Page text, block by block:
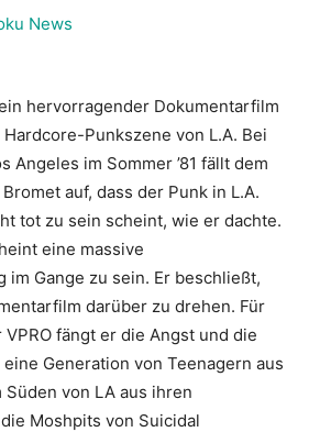
hervorragender Dokumentarfilm
Punkszene von L.A. Bei
Angeles im Sommer ’81 fällt dem
auf, dass der Punk in L.A.
tot zu sein scheint, wie er dachte.
eine massive
im Gange zu sein. Er beschließt,
darüber zu drehen. Für
fängt er die Angst und die
Generation von Teenagern aus
Süden von LA aus ihren
Moshpits von Suicidal